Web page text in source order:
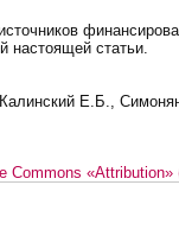
настоящей статьи.
Е.Б.,
Commons